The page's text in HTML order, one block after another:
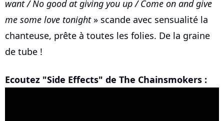
want / No good at giving you up / Come on and give
me some love tonight» scande avec sensualité la
chanteuse, prête à toutes les folies. De la graine
de tube !
Ecoutez "Side Effects" de The Chainsmokers :